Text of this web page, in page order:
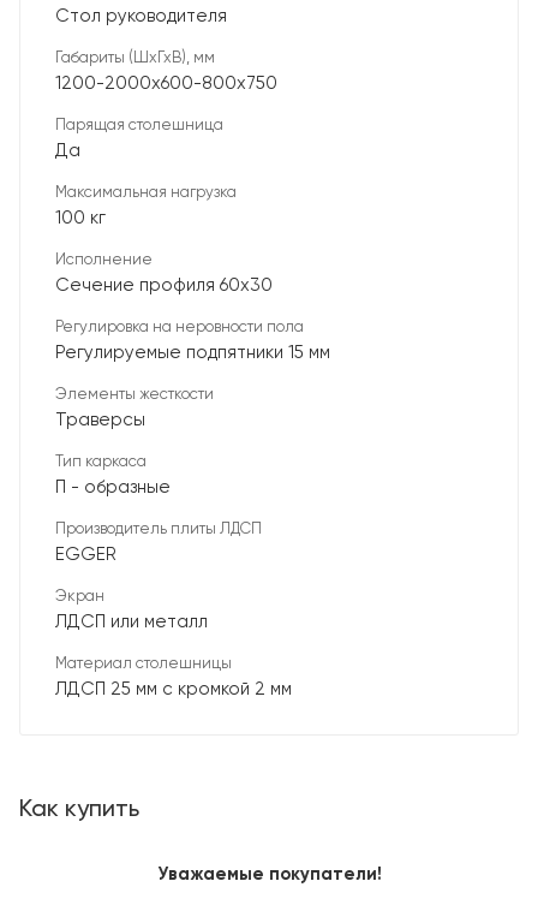
Стол руководителя
Габариты (ШхГхВ), мм
1200-2000х600-800х750
Парящая столешница
Да
Максимальная нагрузка
100 кг
Исполнение
Сечение профиля 60х30
Регулировка на неровности пола
Регулируемые подпятники 15 мм
Элементы жесткости
Траверсы
Тип каркаса
П - образные
Производитель плиты ЛДСП
EGGER
Экран
ЛДСП или металл
Материал столешницы
ЛДСП 25 мм с кромкой 2 мм
Как купить
Уважаемые покупатели!